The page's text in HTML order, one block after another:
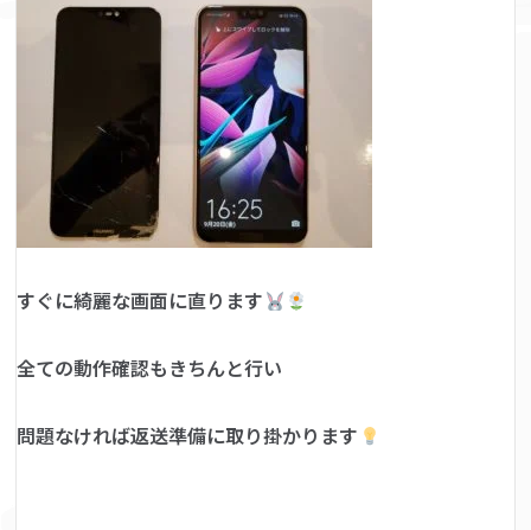
すぐに綺麗な画面に直ります
全ての動作確認もきちんと行い
問題なければ返送準備に取り掛かります